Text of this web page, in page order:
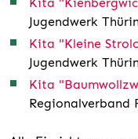
Jugendwerk
Kita "Kleine
Jugendwerk
Kita
Regionalverband